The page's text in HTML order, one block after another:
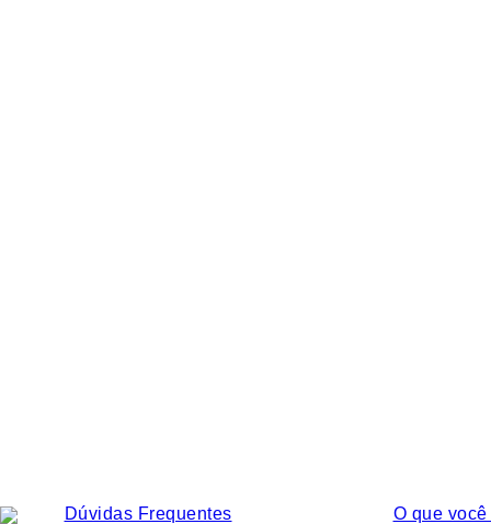
Dúvidas Frequentes O que